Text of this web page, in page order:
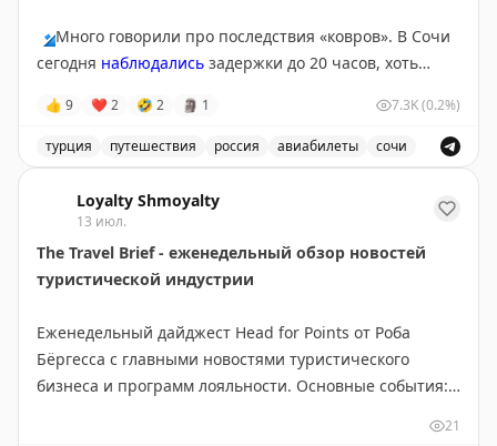
Tyler Glatt|Original
🔹Много говорили про последствия «ковров». В Сочи
сегодня наблюдались задержки до 20 часов, хоть
Серьезные корректировки в графиках приводят к
тому, что пассажиры чащеоформляют страховки
на
этот случай. Проверили, не врут ли цифры в
федеральных СМИ,опросом
на Крыше ТурДома. Рост
подтверждают
страховщики.
утром разбирались вотравленииболее 50 туристов
из Ephesia Holiday Beach Club 5* в Турции. Уже во
второй половине дня Минздрав Турцииуспокоил, что
👍 9 ❤ 2 🤣 2 🗿 1 7.3K(0.2%)
турция путешествия россия авиабилеты сочи
Loyalty Shmoyalty
13 июл.
The Travel Brief - еженедельный обзор новостей
туристической индустрии
Еженедельный дайджест Head for Points от Роба
Бёргесса с главными новостями туристического
бизнеса и программ лояльности. Основные события:
21